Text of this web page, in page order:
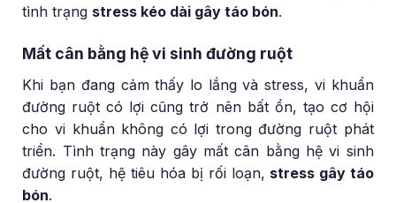
tình trạng stress kéo dài gây táo bón.
Mất cân bằng hệ vi sinh đường ruột
Khi bạn đang cảm thấy lo lắng và stress, vi khuẩn
đường ruột có lợi cũng trở nên bất ổn, tạo cơ hội
cho vi khuẩn không có lợi trong đường ruột phát
triển. Tình trạng này gây mất cân bằng hệ vi sinh
đường ruột, hệ tiêu hóa bị rối loạn, stress gây táo
bón.